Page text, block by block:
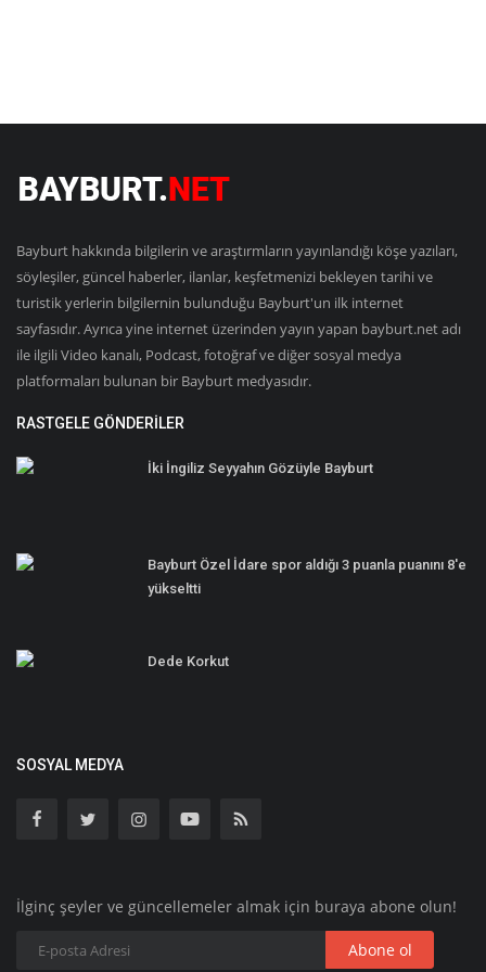
Bayburt hakkında bilgilerin ve araştırmların yayınlandığı köşe yazıları,
söyleşiler, güncel haberler, ilanlar, keşfetmenizi bekleyen tarihi ve
turistik yerlerin bilgilernin bulunduğu Bayburt'un ilk internet
sayfasıdır. Ayrıca yine internet üzerinden yayın yapan bayburt.net adı
ile ilgili Video kanalı, Podcast, fotoğraf ve diğer sosyal medya
platformaları bulunan bir Bayburt medyasıdır.
RASTGELE GÖNDERILER
İki İngiliz Seyyahın Gözüyle Bayburt
Bayburt Özel İdare spor aldığı 3 puanla puanını 8'e
yükseltti
Dede Korkut
SOSYAL MEDYA
İlginç şeyler ve güncellemeler almak için buraya abone olun!
Abone ol